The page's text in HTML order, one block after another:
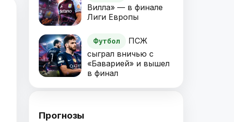
Вилла» — в финале
Лиги Европы
Футбол
ПСЖ
сыграл вничью с
«Баварией» и вышел
в финал
Прогнозы